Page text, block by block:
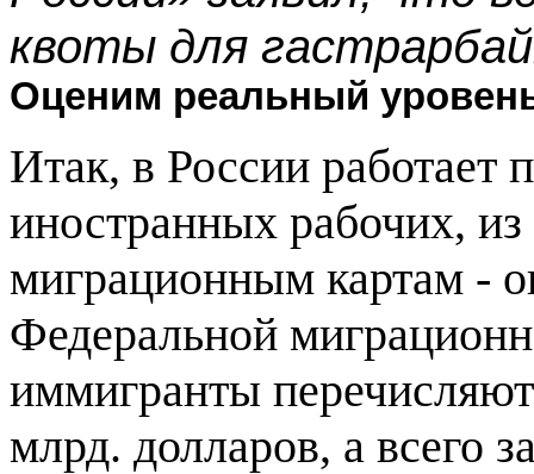
квоты для
Оценим реальный
Итак, в России работает
иностранных рабочих,
миграционным картам -
Федеральной
иммигранты
млрд. долларов, а всего